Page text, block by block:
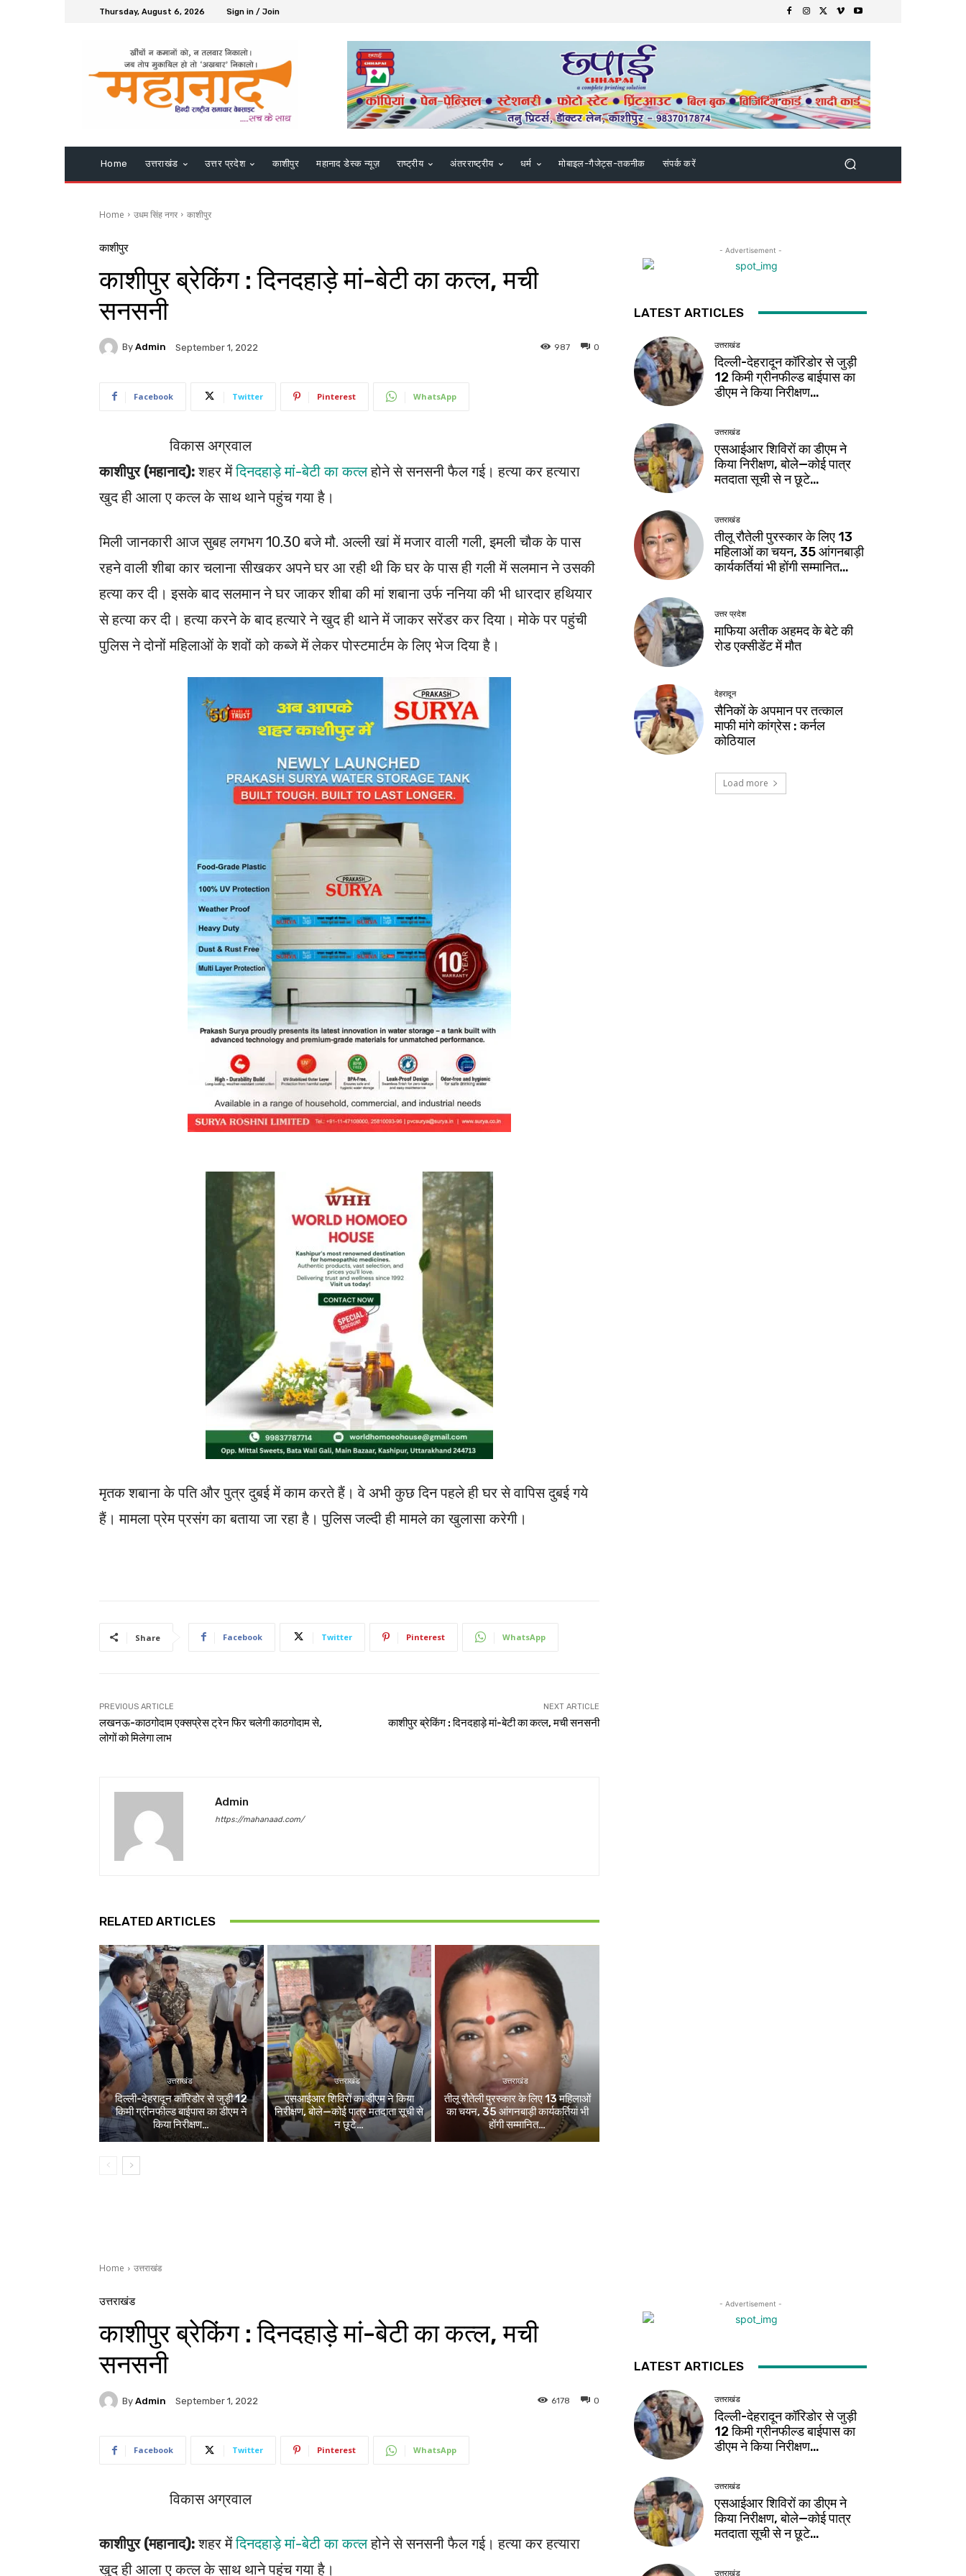
Thursday, August 6, 2026 Sign in / Join
Home उत्तराखंड उत्तर प्रदेश काशीपुर महानाद डेस्क न्यूज़ राष्ट्रीय अंतरराष्ट्रीय धर्म मोबाइल-गैजेट्स-तकनीक संपर्क करें
Home उधम सिंह नगर काशीपुर
काशीपुर
काशीपुर ब्रेकिंग : दिनदहाड़े मां-बेटी का कत्ल, मची
सनसनी
By Admin September 1, 2022 0
987
Facebook Twitter Pinterest WhatsApp
विकास अग्रवाल
काशीपुर (महानाद):शहर मेंदिनदहाड़े मां-बेटी का कत्लहोने से सनसनी फैल गई। हत्या कर हत्यारा
खुद ही आला ए कत्ल के साथ थाने पहुंच गया है।
मिली जानकारी आज सुबह लगभग 10.30 बजे मौ. अल्ली खां में मजार वाली गली, इमली चौक के पास
रहने वाली शीबा कार चलाना सीखकर अपने घर आ रही थी कि घर के पास ही गली में सलमान ने उसकी
हत्या कर दी। इसके बाद सलमान ने घर जाकर शीबा की मां शबाना उर्फ ननिया की भी धारदार हथियार
से हत्या कर दी। हत्या करने के बाद हत्यारे ने खुद ही थाने में जाकर सरेंडर कर दिया। मोके पर पहुंची
पुलिस ने दोनों महिलाओं के शवों को कब्जे में लेकर पोस्टमार्टम के लिए भेज दिया है।
मृतक शबाना के पति और पुत्र दुबई में काम करते हैं। वे अभी कुछ दिन पहले ही घर से वापिस दुबई गये
हैं। मामला प्रेम प्रसंग का बताया जा रहा है। पुलिस जल्दी ही मामले का खुलासा करेगी।
Share Facebook Twitter Pinterest WhatsApp
PREVIOUS ARTICLE
लखनऊ-काठगोदाम एक्सप्रेस ट्रेन फिर चलेगी काठगोदाम से,
लोगों को मिलेगा लाभ
NEXT ARTICLE
काशीपुर ब्रेकिंग : दिनदहाड़े मां-बेटी का कत्ल, मची सनसनी
Admin
https://mahanaad.com/
RELATED ARTICLES
उत्तराखंड
दिल्ली-देहरादून कॉरिडोर से जुड़ी 12
किमी ग्रीनफील्ड बाईपास का डीएम ने
किया निरीक्षण…
उत्तराखंड
एसआईआर शिविरों का डीएम ने किया
निरीक्षण, बोले—कोई पात्र मतदाता सूची से
न छूटे…
उत्तराखंड
तीलू रौतेली पुरस्कार के लिए 13 महिलाओं
का चयन, 35 आंगनबाड़ी कार्यकर्तियां भी
होंगी सम्मानित…
- Advertisement -
LATEST ARTICLES
उत्तराखंड
दिल्ली-देहरादून कॉरिडोर से जुड़ी
12 किमी ग्रीनफील्ड बाईपास का
डीएम ने किया निरीक्षण…
उत्तराखंड
एसआईआर शिविरों का डीएम ने
किया निरीक्षण, बोले—कोई पात्र
मतदाता सूची से न छूटे…
उत्तराखंड
तीलू रौतेली पुरस्कार के लिए 13
महिलाओं का चयन, 35 आंगनबाड़ी
कार्यकर्तियां भी होंगी सम्मानित…
उत्तर प्रदेश
माफिया अतीक अहमद के बेटे की
रोड एक्सीडेंट में मौत
देहरादून
सैनिकों के अपमान पर तत्काल
माफी मांगे कांग्रेस : कर्नल
कोठियाल
Load more